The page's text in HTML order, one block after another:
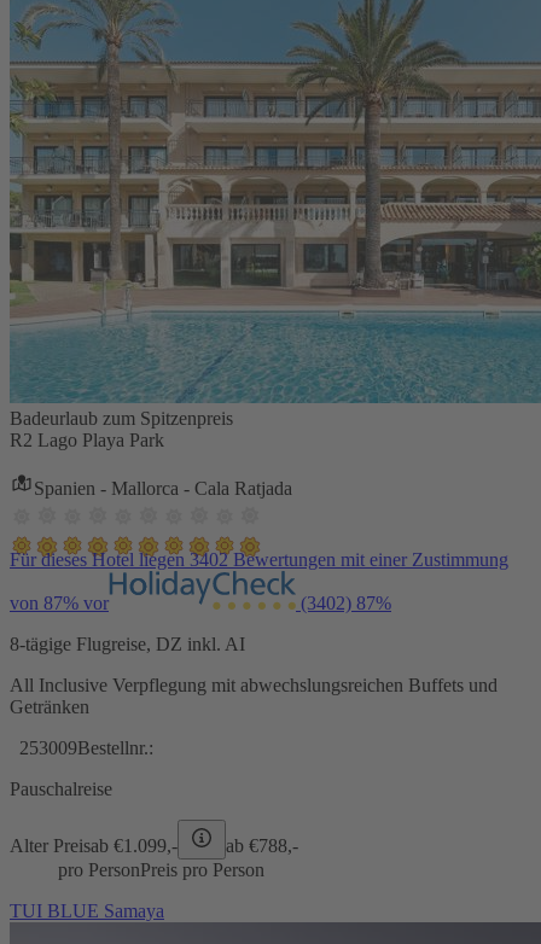
Badeurlaub zum Spitzenpreis
R2 Lago Playa Park
Spanien - Mallorca - Cala Ratjada
Für dieses Hotel liegen 3402 Bewertungen mit einer Zustimmung
von 87% vor (3402) 87%
8-tägige Flugreise, DZ inkl. AI
All Inclusive Verpflegung mit abwechslungsreichen Buffets und
Getränken
253009Bestellnr.:
Pauschalreise
Alter Preisab €1.099,- ab €788,-
pro PersonPreis pro Person
TUI BLUE Samaya